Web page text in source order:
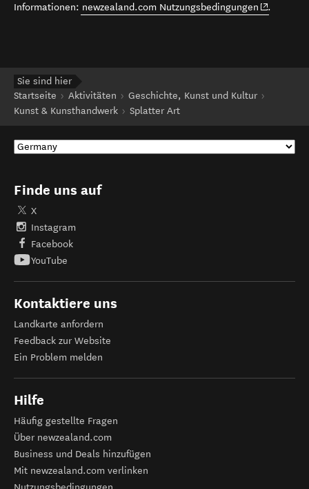
Informationen: newzealand.com Nutzungsbedingungen (opens in
.
Sie sind hier
Startseite
Aktivitäten
Geschichte, Kunst und Kultur
Kunst & Kunsthandwerk
Splatter Art
Finde uns auf
X
Instagram
Facebook
YouTube
Kontaktiere uns
Landkarte anfordern
Feedback zur Website
Ein Problem melden
Hilfe
Häufig gestellte Fragen
Über newzealand.com
Business und Deals hinzufügen
Mit newzealand.com verlinken